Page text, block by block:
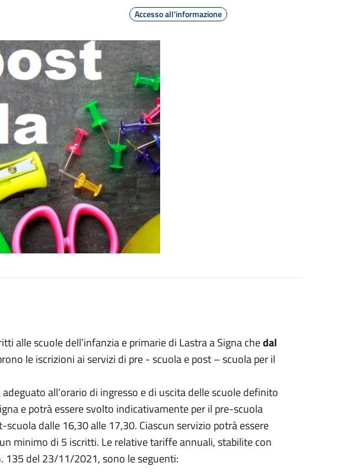
Accesso all'informazione
alle scuole dell’infanzia e primarie di Lastra a Signa chedal
le iscrizioni ai servizi di pre - scuola e post – scuola per il
all’orario di ingresso e di uscita delle scuole definito
e potrà essere svolto indicativamente per il pre-scuola
dalle 16,30 alle 17,30. Ciascun servizio potrà essere
minimo di 5 iscritti. Le relative tariffe annuali, stabilite con
135 del 23/11/2021, sono le seguenti: